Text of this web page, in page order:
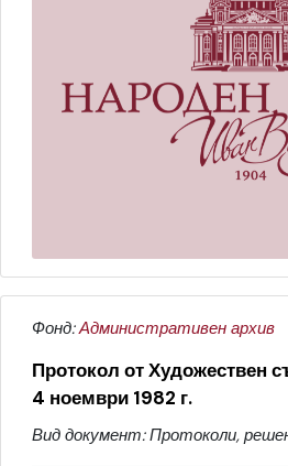
Фонд:Административен архив
Протокол от Художествен
4 ноември 1982 г.
Вид документ: Протоколи,